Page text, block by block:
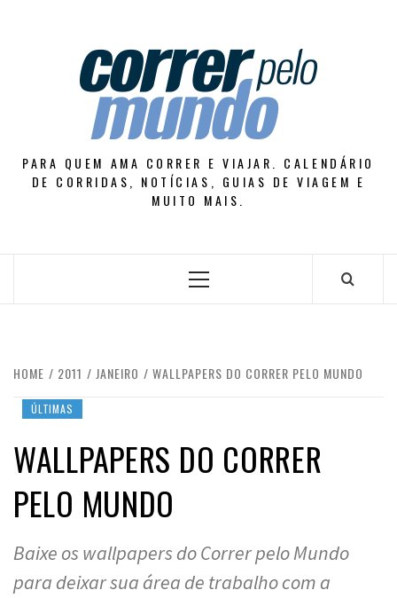
PARA QUEM AMA CORRER E VIAJAR. CALENDÁRIO
DE CORRIDAS, NOTÍCIAS, GUIAS DE VIAGEM E
MUITO MAIS.
Primary
HOME 2011 JANEIRO WALLPAPERS DO CORRER PELO MUNDO
ÚLTIMAS
WALLPAPERS DO CORRER
PELO MUNDO
Baixe os wallpapers do Correr pelo Mundo
para deixar sua área de trabalho com a